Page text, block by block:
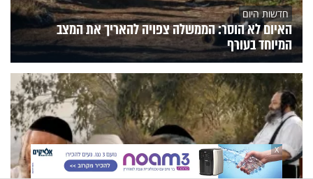
חדשות היום
האיום לא הוסר: הממשלה צפויה להאריך את המצב
המיוחד בעורף
X